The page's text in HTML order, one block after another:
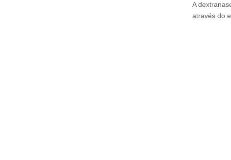
A
através do